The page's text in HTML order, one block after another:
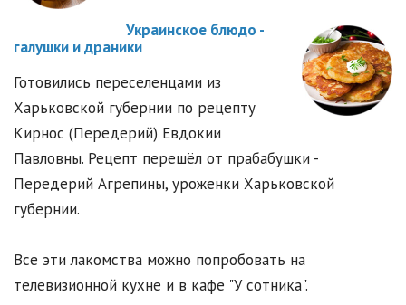
Украинское блюдо -
галушки и драники
Готовились переселенцами из
Харьковской губернии по рецепту
Кирнос (Передерий) Евдокии
Павловны. Рецепт перешёл от прабабушки -
Передерий Агрепины, уроженки Харьковской
губернии.
Все эти лакомства можно попробовать на
телевизионной кухне и в кафе "У сотника".